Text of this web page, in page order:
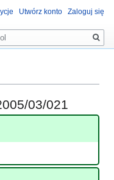
03/021
Utwórz konto Zaloguj się